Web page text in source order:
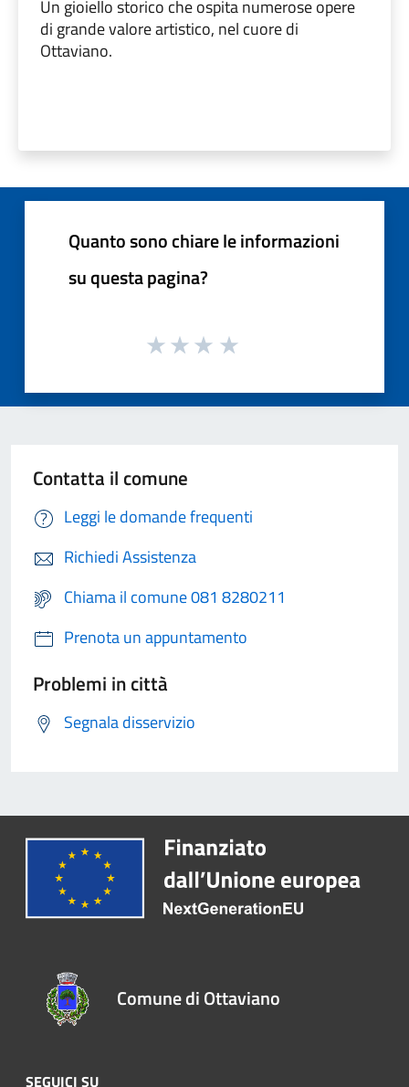
Un gioiello storico che ospita numerose opere
di grande valore artistico, nel cuore di
Ottaviano.
Quanto sono chiare le informazioni
su questa pagina?
Contatta il comune
Leggi le domande frequenti
Richiedi Assistenza
Chiama il comune 081 8280211
Prenota un appuntamento
Problemi in città
Segnala disservizio
Comune di Ottaviano
SEGUICI SU